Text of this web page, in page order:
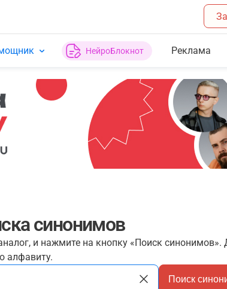
НейроБлокнот Реклама
синонимов
и нажмите на кнопку «Поиск синонимов».
алфавиту.
Поиск